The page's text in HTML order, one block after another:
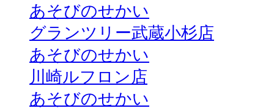
あそびのせかい
グランツリー武蔵小杉店
あそびのせかい
川崎ルフロン店
あそびのせかい